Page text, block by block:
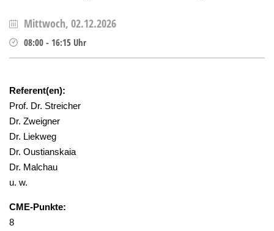
Mittwoch, 02.12.2026
08:00 - 16:15 Uhr
Referent(en):
Prof. Dr. Streicher
Dr. Zweigner
Dr. Liekweg
Dr. Oustianskaia
Dr. Malchau
u. w.
CME-Punkte:
8